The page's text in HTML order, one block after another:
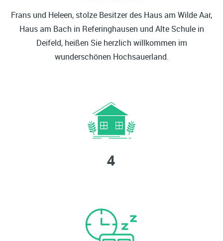
Frans und Heleen, stolze Besitzer des Haus am Wilde Aar,
Haus am Bach in Referinghausen und Alte Schule in
Deifeld, heißen Sie herzlich willkommen im
wunderschönen Hochsauerland.
4